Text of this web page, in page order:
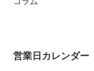
営業日カレンダー